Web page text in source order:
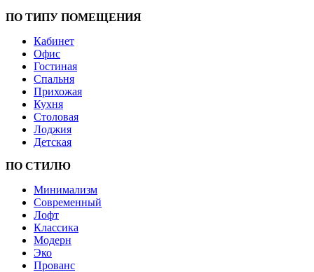
ПО ТИПУ ПОМЕЩЕНИЯ
Кабинет
Офис
Гостиная
Спальня
Прихожая
Кухня
Столовая
Лоджия
Детская
ПО СТИЛЮ
Минимализм
Современный
Лофт
Классика
Модерн
Эко
Прованс